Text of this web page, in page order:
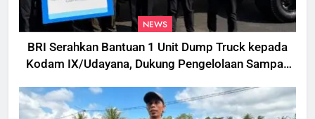
NEWS
BRI Serahkan Bantuan 1 Unit Dump Truck kepada
Kodam IX/Udayana, Dukung Pengelolaan Sampah